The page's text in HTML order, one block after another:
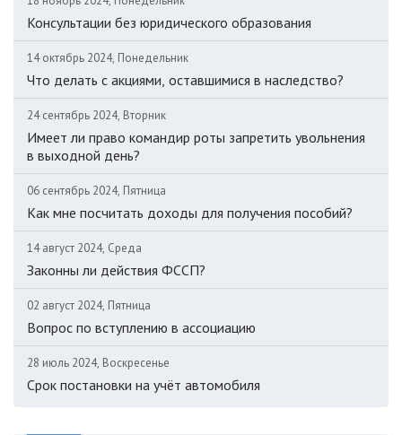
Консультации без юридического образования
14 октябрь 2024, Понедельник
Что делать с акциями, оставшимися в наследство?
24 сентябрь 2024, Вторник
Имеет ли право командир роты запретить увольнения
в выходной день?
06 сентябрь 2024, Пятница
Как мне посчитать доходы для получения пособий?
14 август 2024, Среда
Законны ли действия ФССП?
02 август 2024, Пятница
Вопрос по вступлению в ассоциацию
28 июль 2024, Воскресенье
Срок постановки на учёт автомобиля